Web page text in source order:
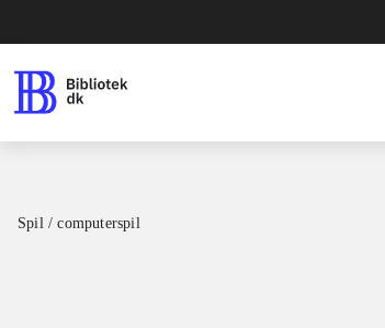
Spil / computerspil